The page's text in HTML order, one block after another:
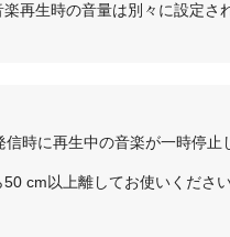
再生時の音量は別々に設定さ
時に再生中の音楽が一時停止
cm以上離してお使いくださ